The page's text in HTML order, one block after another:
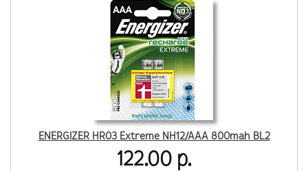
ENERGIZER HR03 Extreme NH12/AAA 800mah BL2
122.00 р.